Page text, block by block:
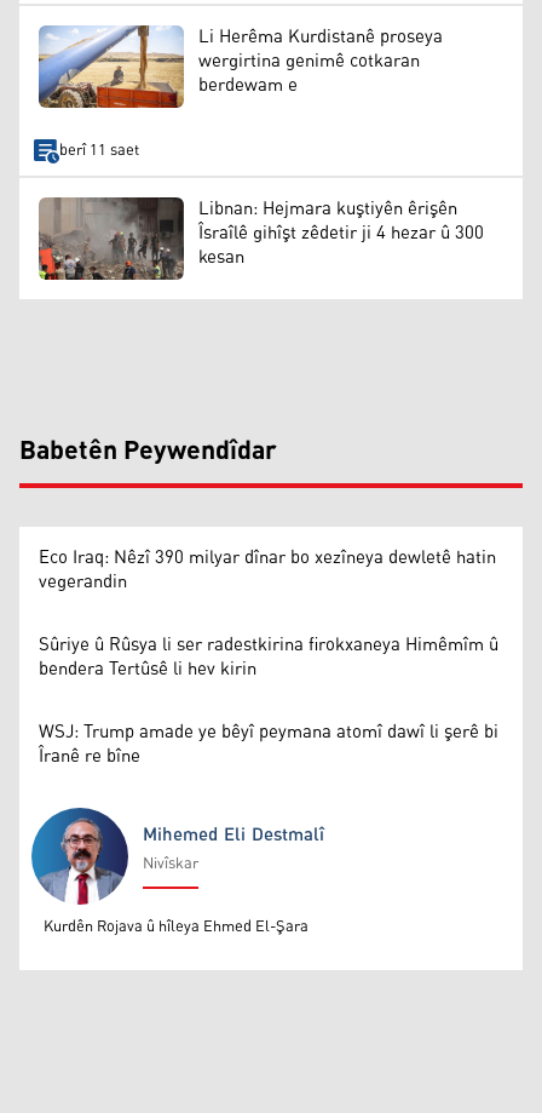
Li Herêma Kurdistanê proseya
wergirtina genimê cotkaran
berdewam e
berî 11 saet
Libnan: Hejmara kuştiyên êrişên
Îsraîlê gihîşt zêdetir ji 4 hezar û 300
kesan
Babetên Peywendîdar
Eco Iraq: Nêzî 390 milyar dînar bo xezîneya dewletê hatin
vegerandin
Sûriye û Rûsya li ser radestkirina firokxaneya Himêmîm û
bendera Tertûsê li hev kirin
WSJ: Trump amade ye bêyî peymana atomî dawî li şerê bi
Îranê re bîne
Mihemed Eli Destmalî
Mihemed Eli Destmalî
Nivîskar
Kurdên Rojava û hîleya Ehmed El-Şara